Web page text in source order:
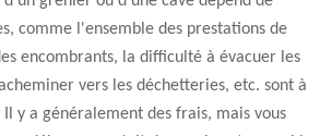
comme l'ensemble des prestations de
encombrants, la difficulté à évacuer les
vers les déchetteries, etc. sont à
y a généralement des frais, mais vous